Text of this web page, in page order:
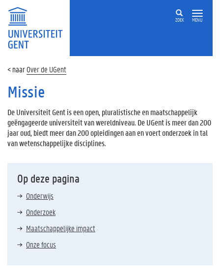
ZOEK MENU
Over de UGent
Missie
De Universiteit Gent is een open, pluralistische en maatschappelijk
geëngageerde universiteit van wereldniveau. De UGent is meer dan 200
jaar oud, biedt meer dan 200 opleidingen aan en voert onderzoek in tal
van wetenschappelijke disciplines.
Op deze pagina
Onderwijs
Onderzoek
Maatschappelijke impact
Onze focus